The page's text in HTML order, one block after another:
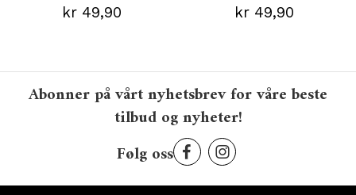
kr 49,90 kr 49,90
Abonner på vårt nyhetsbrev for våre beste
tilbud og nyheter!
Følg oss